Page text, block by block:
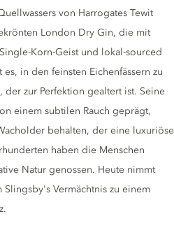
von Harrogates Tewit
London Dry Gin, die mit
Korn-Geist und lokal-sourced
in den feinsten Eichenfässern zu
der zur Perfektion gealtert ist. Seine
einem subtilen Rauch geprägt,
behalten, der eine luxuriöse
haben die Menschen
Natur genossen. Heute nimmt
Vermächtnis zu einem